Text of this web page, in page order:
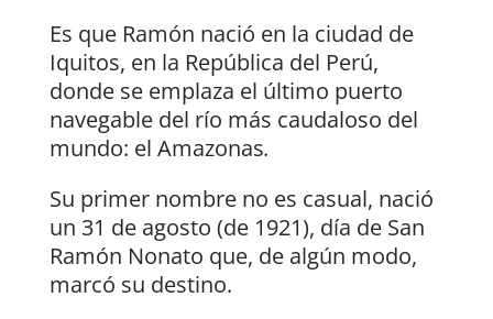
Es que Ramón nació en la ciudad de
Iquitos, en la República del Perú,
donde se emplaza el último puerto
navegable del río más caudaloso del
mundo: el Amazonas.
Su primer nombre no es casual, nació
un 31 de agosto (de 1921), día de San
Ramón Nonato que, de algún modo,
marcó su destino.